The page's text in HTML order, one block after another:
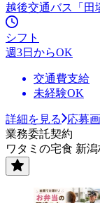
越後交通バス「田
シフト
週3日からOK
交通費支給
未経験OK
詳細を見る
応募
業務委託契約
ワタミの宅食 新